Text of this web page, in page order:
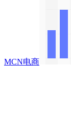
MCN电商